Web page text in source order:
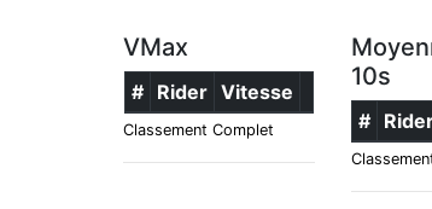
VMax
# Rider Vitesse
Classement Complet
10s
#